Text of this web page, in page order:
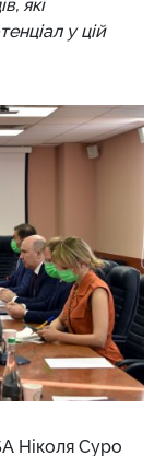
які
у цій
Ніколя Суро